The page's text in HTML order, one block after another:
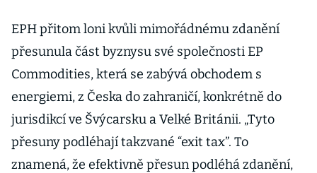
EPH přitom loni kvůli mimořádnému zdanění
přesunula část byznysu své společnosti EP
Commodities, která se zabývá obchodem s
energiemi, z Česka do zahraničí, konkrétně do
jurisdikcí ve Švýcarsku a Velké Británii. „Tyto
přesuny podléhají takzvané “exit tax”. To
znamená, že efektivně přesun podléhá zdanění,